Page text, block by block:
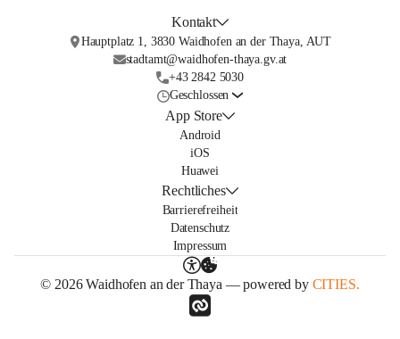
Kontakt
Hauptplatz 1, 3830 Waidhofen an der Thaya, AUT
stadtamt@waidhofen-thaya.gv.at
+43 2842 5030
Geschlossen
App Store
Android
iOS
Huawei
Rechtliches
Barrierefreiheit
Datenschutz
Impressum
© 2026 Waidhofen an der Thaya — powered by CITIES.